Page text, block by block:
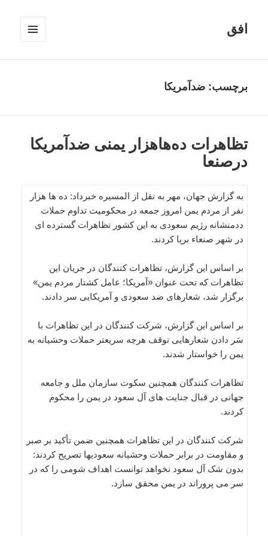
افق
برچسب:ضدآمریکا
تظاهرات ده‌هاهزار یمنی ضدآمریکا
درصنعا
به گزارش جهان، مهر به نقل از المسیره خبرداد: ده ها هزار
نفر از مردم یمن امروز جمعه در محکومیت تداوم حملات
ددمنشانه رژیم سعودی به این کشور تظاهرات گسترده ای
در شهر صنعاء برپا کردند.
بر اساس این گزارش، تظاهرات کنندگان در جریان این
تظاهرات که تحت عنوان «آمریکا؛ عامل کشتار مردم یمن»
برگزار شد، شعارهای ضد سعودی و آمریکایی سر دادند.
بر اساس این گزارش، شرکت کنندگان در این تظاهرات با
سَر دادن شعارهایی توقف هرچه سریعتر حملات وحشیانه به
یمن را خواستار شدند.
تظاهرات کنندگان همچنین سکوت سازمان ملل و جامعه
جهانی در قبال جنایت های آل سعود در یمن را محکوم
کردند.
شرکت کنندگان در این تظاهرات همچنین ضمن تأکید بر صبر
و مقاومت در برابر حملات وحشیانه سعودیها تصریح کردند:
بدون شک آل سعود نخواهد توانست اهداف شومی را که در
سر می پروراند در یمن محقق سازد.